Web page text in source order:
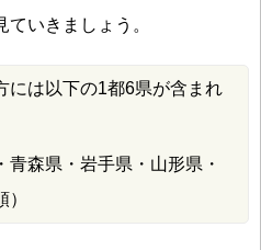
いきましょう。
は以下の1都6県が含まれ
森県・岩手県・山形県・